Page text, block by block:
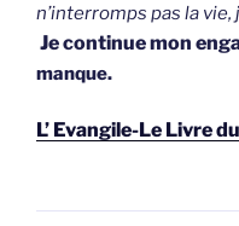
n’interromps pas la vie,
Je continue mon
manque.
L’ Evangile-Le Livre